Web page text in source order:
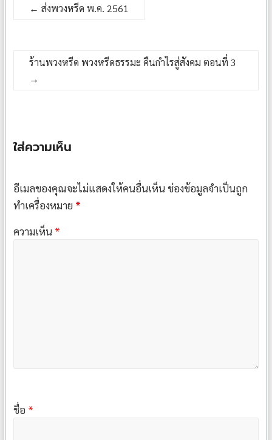
← ส่งพวงหรีด พ.ค. 2561
ร้านพวงหรีด พวงหรีดธรรมะ คืนกำไรสู่สังคม ตอนที่ 3
→
ใส่ความเห็น
อีเมลของคุณจะไม่แสดงให้คนอื่นเห็น ช่องข้อมูลจำเป็นถูก
ทำเครื่องหมาย *
ความเห็น *
ชื่อ *